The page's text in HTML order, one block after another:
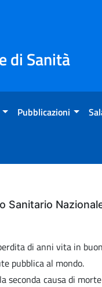
di Sanità
Pubblicazioni
Sanitario
di anni vita in
pubblica al mondo.
seconda causa di